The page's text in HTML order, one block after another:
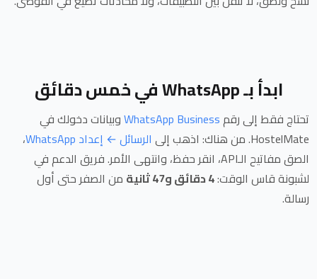
ابدأ بـ WhatsApp في خمس دقائق
تحتاج فقط إلى رقمWhatsApp Businessوبيانات دخولك في
HostelMate. من هناك: اذهب إلى
الرسائل ← إعداد WhatsApp
،
الصق مفاتيح الـAPI، انقر
حفظ، وانتهى الأمر. فريق الدعم في
لشبونة قاس الوقت:4 دقائق و47 ثانية
من الصفر حتى أول
رسالة.